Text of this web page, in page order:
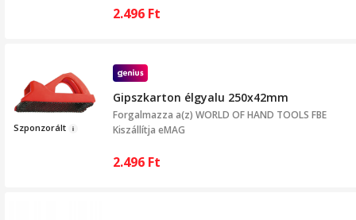
2.496 Ft
Szponzorált
Gipszkarton élgyalu 250x42mm
Forgalmazza a(z) WORLD OF HAND TOOLS FBE
Kiszállítja eMAG
2.496 Ft